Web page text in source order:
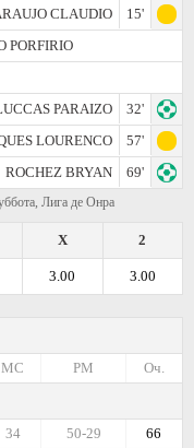
CLAUDIO
15'
PORFIRIO
PARAIZO
32'
LOURENCO
57'
ROCHEZ BRYAN
69'
Лига де Онра
2
X
3.00
3.00
Оч.
РМ
МС
66
50-29
34